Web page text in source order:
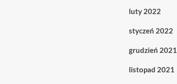
luty 2022
styczeń 2022
grudzień 2021
listopad 2021